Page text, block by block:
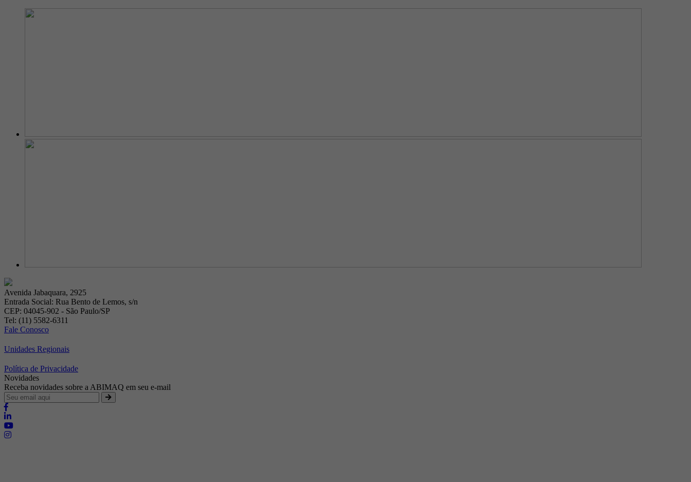
Avenida Jabaquara, 2925
Entrada Social: Rua Bento de Lemos, s/n
CEP: 04045-902 - São Paulo/SP
Tel: (11) 5582-6311
Fale Conosco
Unidades Regionais
Política de Privacidade
Novidades
Receba novidades sobre a ABIMAQ em seu e-mail